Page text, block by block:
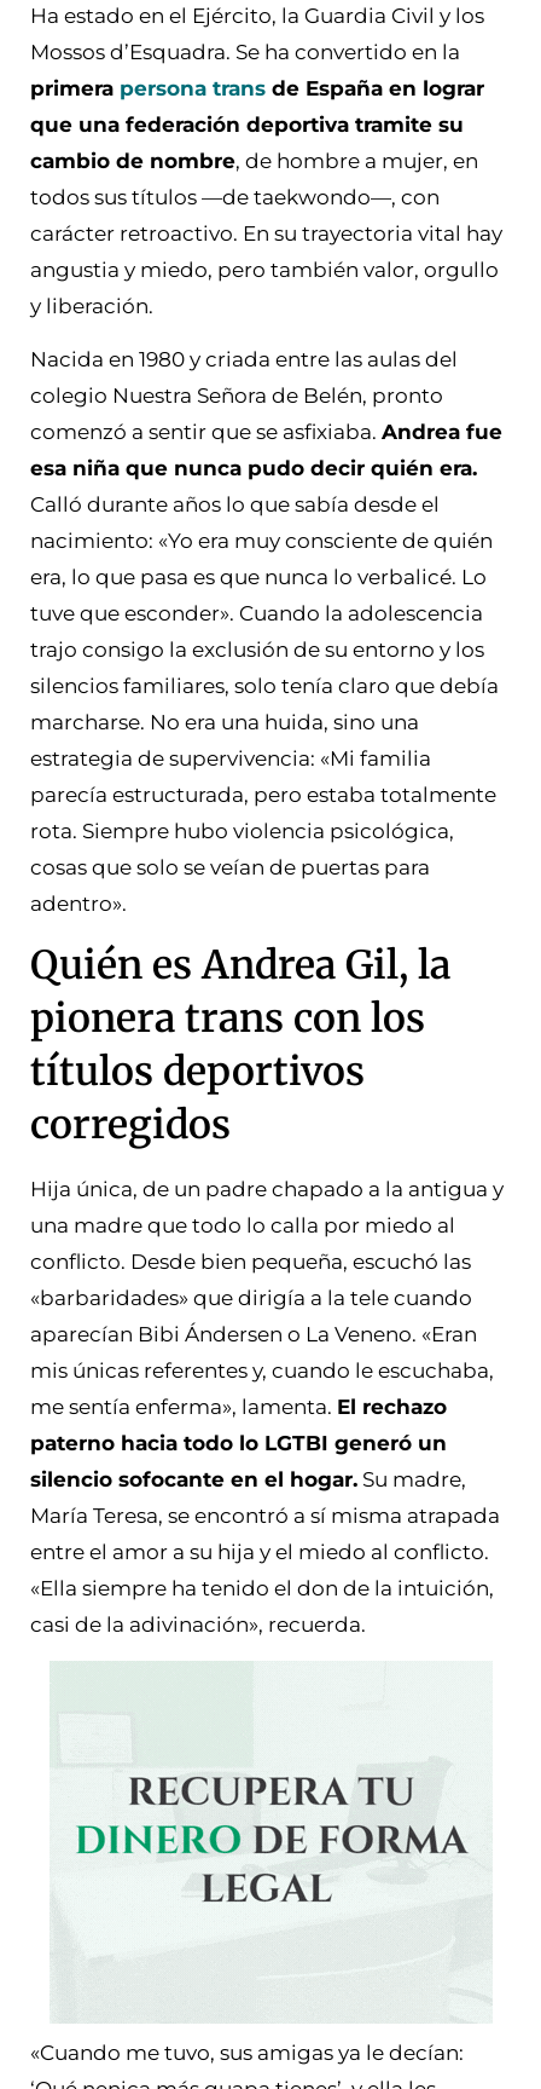
Ha estado en el Ejército, la Guardia Civil y los
Mossos d’Esquadra. Se ha convertido en la
primera persona trans de España en lograr
que una federación deportiva tramite su
cambio de nombre, de hombre a mujer, en
todos sus títulos —de taekwondo—, con
carácter retroactivo. En su trayectoria vital hay
angustia y miedo, pero también valor, orgullo
y liberación.
Nacida en 1980 y criada entre las aulas del
colegio Nuestra Señora de Belén, pronto
comenzó a sentir que se asfixiaba. Andrea fue
esa niña que nunca pudo decir quién era.
Calló durante años lo que sabía desde el
nacimiento: «Yo era muy consciente de quién
era, lo que pasa es que nunca lo verbalicé. Lo
tuve que esconder». Cuando la adolescencia
trajo consigo la exclusión de su entorno y los
silencios familiares, solo tenía claro que debía
marcharse. No era una huida, sino una
estrategia de supervivencia: «Mi familia
parecía estructurada, pero estaba totalmente
rota. Siempre hubo violencia psicológica,
cosas que solo se veían de puertas para
adentro».
Quién es Andrea Gil, la
pionera trans con los
títulos deportivos
corregidos
Hija única, de un padre chapado a la antigua y
una madre que todo lo calla por miedo al
conflicto. Desde bien pequeña, escuchó las
«barbaridades» que dirigía a la tele cuando
aparecían Bibi Ándersen o La Veneno. «Eran
mis únicas referentes y, cuando le escuchaba,
me sentía enferma», lamenta. El rechazo
paterno hacia todo lo LGTBI generó un
silencio sofocante en el hogar. Su madre,
María Teresa, se encontró a sí misma atrapada
entre el amor a su hija y el miedo al conflicto.
«Ella siempre ha tenido el don de la intuición,
casi de la adivinación», recuerda.
«Cuando me tuvo, sus amigas ya le decían: